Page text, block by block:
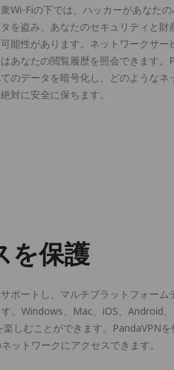
Wi-Fiの下では、ハッカーがあなた
を盗み、あなたのセキュリティと財
能性があります。ネットワークサー
あなたの閲覧履歴を照会できます。
のデータを暗号化し、どのようなネ
対に安全に保ちます。
を保護
ポートし、マルチプラットフォーム
。Windows、Mac、iOS、Android
しむことができます。PandaVPNを
ットワークにアクセスできます。